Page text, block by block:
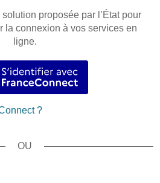
proposée par l’État pour
la connexion à vos services en
ligne.
S’identifier avec
?